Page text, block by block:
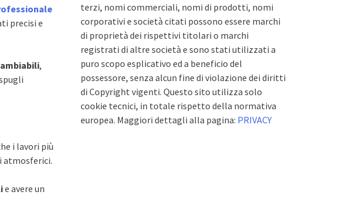
precisi e
,
i lavori più
atmosferici.
e avere un
terzi, nomi commerciali, nomi di prodotti, nomi
corporativi e società citati possono essere marchi
di proprietà dei rispettivi titolari o marchi
registrati di altre società e sono stati utilizzati a
puro scopo esplicativo ed a beneficio del
possessore, senza alcun fine di violazione dei diritti
di Copyright vigenti. Questo sito utilizza solo
cookie tecnici, in totale rispetto della normativa
europea. Maggiori dettagli alla pagina: PRIVACY